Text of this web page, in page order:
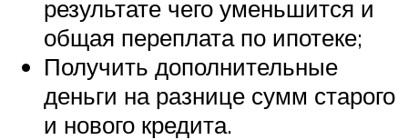
результате чего уменьшится и
общая переплата по ипотеке;
Получить дополнительные
деньги на разнице сумм старого
и нового кредита.